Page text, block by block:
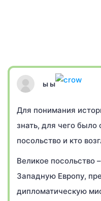
ы ы
Для понимания
знать, для чего было
посольство и кто
Великое посольство
Западную Европу,
дипломатическую